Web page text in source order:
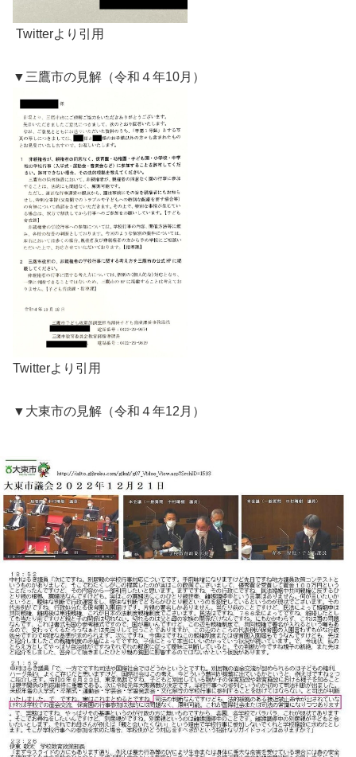
Twitterより引用
▼三鷹市の見解（令和４年10月）
Twitterより引用
▼大東市の見解（令和４年12月）